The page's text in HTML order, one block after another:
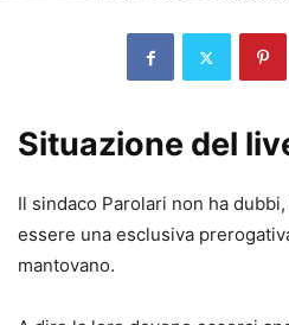
Situazione del
Il sindaco Parolari non ha
essere una esclusiva
mantovano.